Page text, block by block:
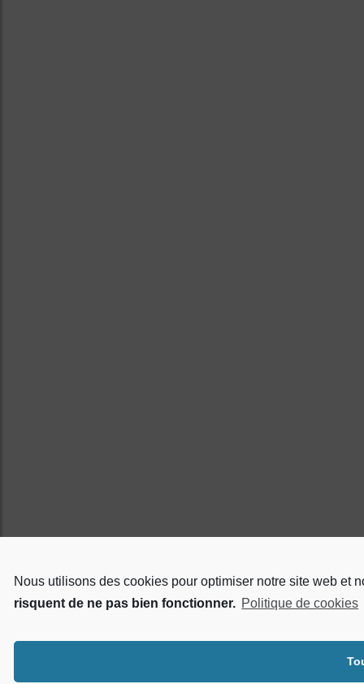
Nous utilisons des cookies pour optimiser notre site web et
risquent de ne pas bien fonctionner. Politique de cookies